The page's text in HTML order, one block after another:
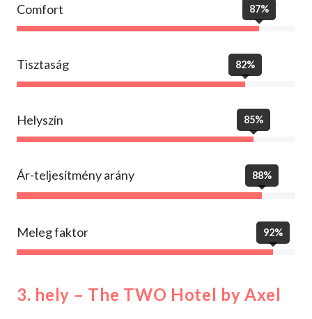
Comfort 87%
Tisztaság 82%
Helyszín 85%
Ár-teljesítmény arány 88%
Meleg faktor 92%
3. hely – The TWO Hotel by Axel